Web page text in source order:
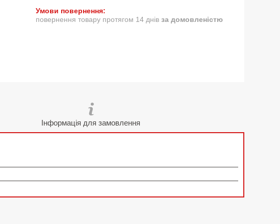
повернення товару протягом 14 днів за домовленістю
Інформація для замовлення